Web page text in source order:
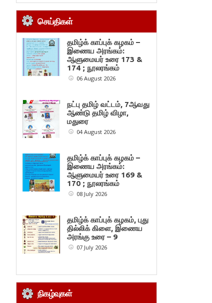
செய்திகள்
தமிழ்க் காப்புக் கழகம் –
இணைய அரங்கம்:
ஆளுமையர் உரை 173 &
174 ; நூலரங்கம்
06 August 2026
நட்பு தமிழ் வட்டம், 7ஆவது
ஆண்டு தமிழ் விழா,
மதுரை
04 August 2026
தமிழ்க் காப்புக் கழகம் –
இணைய அரங்கம்:
ஆளுமையர் உரை 169 &
170 ; நூலரங்கம்
08 July 2026
தமிழ்க் காப்புக் கழகம், புது
தில்லிக் கிளை, இணைய
அரங்கு உரை – 9
07 July 2026
நிகழ்வுகள்